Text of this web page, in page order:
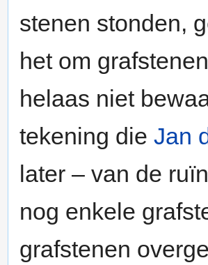
stenen stonden,
het om
helaas niet
tekening die Jan
later – van de
nog enkele
grafstenen